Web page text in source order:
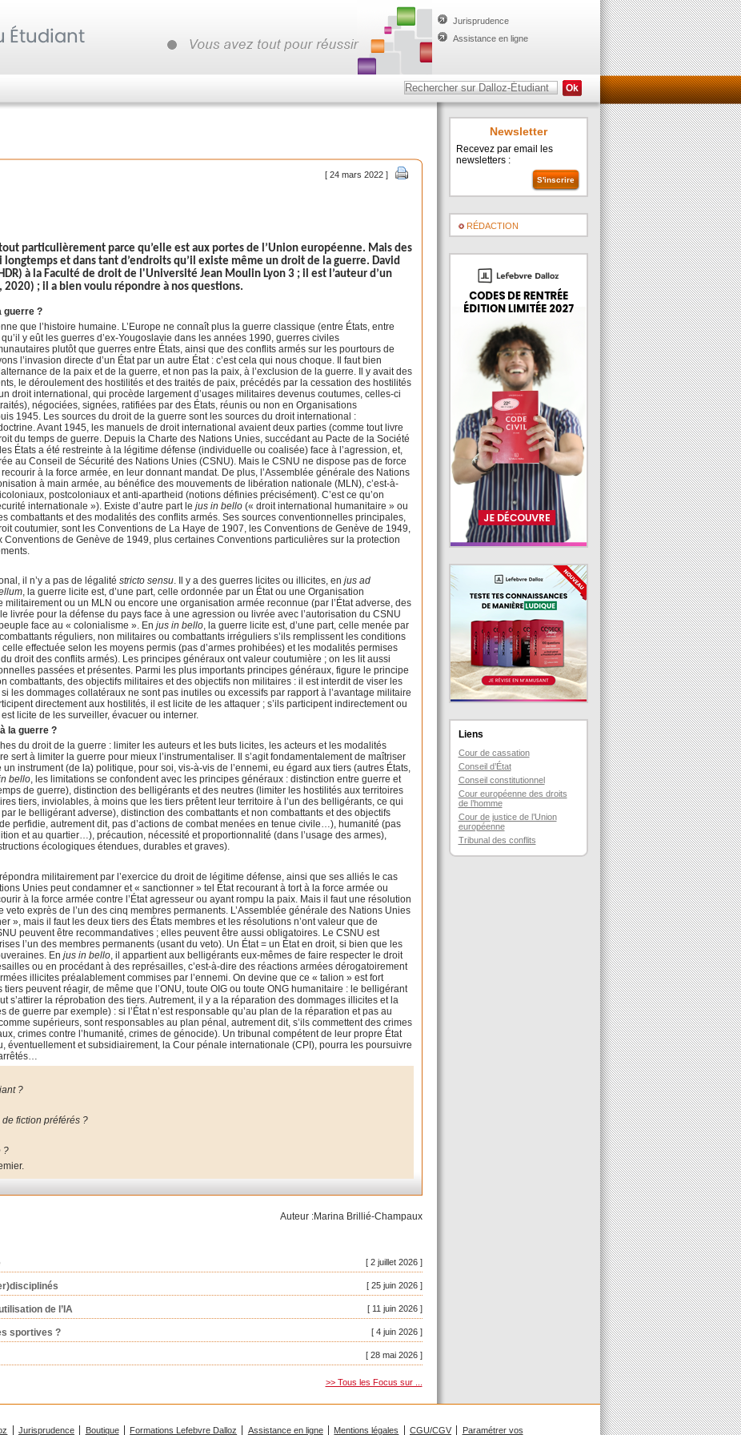
Jurisprudence
Assistance en ligne
[ 24 mars 2022 ]
particulièrement parce qu’elle est aux portes de l’Union européenne. Mais des
et dans tant d’endroits qu’il existe même un droit de la guerre. David
à la Faculté de droit de l'Université Jean Moulin Lyon 3 ; il est l’auteur d’un
2020) ; il a bien voulu répondre à nos questions.
guerre ?
que l’histoire humaine. L’Europe ne connaît plus la guerre classique (entre États, entre
y eût les guerres d’ex-Yougoslavie dans les années 1990, guerres civiles
plutôt que guerres entre États, ainsi que des conflits armés sur les pourtours de
l’invasion directe d’un État par un autre État : c’est cela qui nous choque. Il faut bien
de la paix et de la guerre, et non pas la paix, à l’exclusion de la guerre. Il y avait des
le déroulement des hostilités et des traités de paix, précédés par la cessation des hostilités
droit international, qui procède largement d’usages militaires devenus coutumes, celles-ci
négociées, signées, ratifiées par des États, réunis ou non en Organisations
1945. Les sources du droit de la guerre sont les sources du droit international :
Avant 1945, les manuels de droit international avaient deux parties (comme tout livre
du temps de guerre. Depuis la Charte des Nations Unies, succédant au Pacte de la Société
États a été restreinte à la légitime défense (individuelle ou coalisée) face à l’agression, et,
au Conseil de Sécurité des Nations Unies (CSNU). Mais le CSNU ne dispose pas de force
à la force armée, en leur donnant mandat. De plus, l’Assemblée générale des Nations
à main armée, au bénéfice des mouvements de libération nationale (MLN), c’est-à-
postcoloniaux et anti-apartheid (notions définies précisément). C’est ce qu’on
internationale »). Existe d’autre part lejus in bello (« droit international humanitaire » ou
combattants et des modalités des conflits armés. Ses sources conventionnelles principales,
coutumier, sont les Conventions de La Haye de 1907, les Conventions de Genève de 1949,
de Genève de 1949, plus certaines Conventions particulières sur la protection
il n’y a pas de légalitéstricto sensu. Il y a des guerres licites ou illicites, enjus ad
, la guerre licite est, d’une part, celle ordonnée par un État ou une Organisation
ou un MLN ou encore une organisation armée reconnue (par l’État adverse, des
livrée pour la défense du pays face à une agression ou livrée avec l’autorisation du CSNU
face au « colonialisme ». Enjus in bello, la guerre licite est, d’une part, celle menée par
réguliers, non militaires ou combattants irréguliers s’ils remplissent les conditions
effectuée selon les moyens permis (pas d’armes prohibées) et les modalités permises
droit des conflits armés). Les principes généraux ont valeur coutumière ; on les lit aussi
passées et présentes. Parmi les plus importants principes généraux, figure le principe
combattants, des objectifs militaires et des objectifs non militaires : il est interdit de viser les
les dommages collatéraux ne sont pas inutiles ou excessifs par rapport à l’avantage militaire
directement aux hostilités, il est licite de les attaquer ; s’ils participent indirectement ou
licite de les surveiller, évacuer ou interner.
la guerre ?
du droit de la guerre : limiter les auteurs et les buts licites, les acteurs et les modalités
sert à limiter la guerre pour mieux l’instrumentaliser. Il s’agit fondamentalement de maîtriser
instrument (de la) politique, pour soi, vis-à-vis de l’ennemi, eu égard aux tiers (autres États,
bello, les limitations se confondent avec les principes généraux : distinction entre guerre et
de guerre), distinction des belligérants et des neutres (limiter les hostilités aux territoires
tiers, inviolables, à moins que les tiers prêtent leur territoire à l’un des belligérants, ce qui
le belligérant adverse), distinction des combattants et non combattants et des objectifs
perfidie, autrement dit, pas d’actions de combat menées en tenue civile…), humanité (pas
et au quartier…), précaution, nécessité et proportionnalité (dans l’usage des armes),
écologiques étendues, durables et graves).
militairement par l’exercice du droit de légitime défense, ainsi que ses alliés le cas
Unies peut condamner et « sanctionner » tel État recourant à tort à la force armée ou
à la force armée contre l’État agresseur ou ayant rompu la paix. Mais il faut une résolution
exprès de l’un des cinq membres permanents. L’Assemblée générale des Nations Unies
», mais il faut les deux tiers des États membres et les résolutions n’ont valeur que de
peuvent être recommandatives ; elles peuvent être aussi obligatoires. Le CSNU est
l’un des membres permanents (usant du veto). Un État = un État en droit, si bien que les
Enjus in bello , il appartient aux belligérants eux-mêmes de faire respecter le droit
ou en procédant à des représailles, c’est-à-dire des réactions armées dérogatoirement
illicites préalablement commises par l’ennemi. On devine que ce « talion » est fort
peuvent réagir, de même que l’ONU, toute OIG ou toute ONG humanitaire : le belligérant
s’attirer la réprobation des tiers. Autrement, il y a la réparation des dommages illicites et la
de guerre par exemple) : si l’État n’est responsable qu’au plan de la réparation et pas au
supérieurs, sont responsables au plan pénal, autrement dit, s’ils commettent des crimes
crimes contre l’humanité, crimes de génocide). Un tribunal compétent de leur propre État
éventuellement et subsidiairement, la Cour pénale internationale (CPI), pourra les poursuivre
?
fiction préférés ?
?
Auteur :Marina Brillié-Champaux
[ 2 juillet 2026 ]
[ 25 juin 2026 ]
[ 11 juin 2026 ]
de l’IA
[ 4 juin 2026 ]
sportives ?
[ 28 mai 2026 ]
>> Tous les Focus sur ...
Newsletter
Recevez par email les
newsletters :
RÉDACTION
Liens
Cour de cassation
Conseil d’État
Conseil constitutionnel
Cour européenne des droits
de l’homme
Cour de justice de l’Union
européenne
Tribunal des conflits
Jurisprudence Boutique Formations Lefebvre Dalloz Assistance en ligne Mentions légales CGU/CGV Paramétrer vos